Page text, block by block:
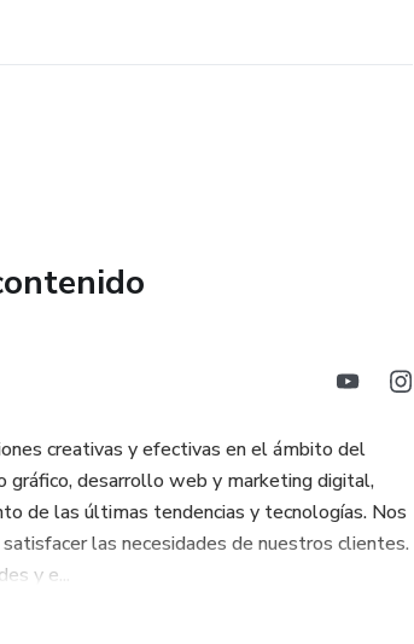
creativas y efectivas en el ámbito del
desarrollo web y marketing digital,
de las últimas tendencias y tecnologías. Nos
las necesidades de nuestros clientes.
y e...